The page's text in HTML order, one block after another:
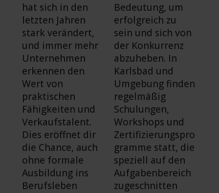
hat sich in den
letzten Jahren
stark verändert,
und immer mehr
Unternehmen
erkennen den
Wert von
praktischen
Fähigkeiten und
Verkaufstalent.
Dies eröffnet dir
die Chance, auch
ohne formale
Ausbildung ins
Berufsleben
Bedeutung, um
erfolgreich zu
sein und sich von
der Konkurrenz
abzuheben. In
Karlsbad und
Umgebung finden
regelmäßig
Schulungen,
Workshops und
Zertifizierungspro
gramme statt, die
speziell auf den
Aufgabenbereich
zugeschnitten